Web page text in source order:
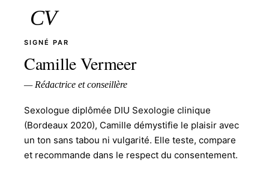
CV
SIGNÉ PAR
Camille Vermeer
— Rédactrice et conseillère
Sexologue diplômée DIU Sexologie clinique
(Bordeaux 2020), Camille démystifie le plaisir avec
un ton sans tabou ni vulgarité. Elle teste, compare
et recommande dans le respect du consentement.